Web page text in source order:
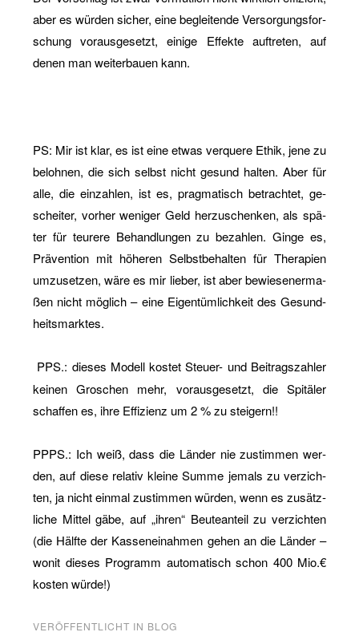
aber es wür­den si­cher, eine be­glei­ten­de Ver­sor­gungs­for­
schung vor­aus­ge­setzt, ei­ni­ge Ef­fek­te auf­tre­ten, auf
denen man wei­ter­bau­en kann.
PS: Mir ist klar, es ist eine etwas ver­que­re Ethik, jene zu
be­loh­nen, die sich selbst nicht ge­sund hal­ten. Aber für
alle, die ein­zah­len, ist es, prag­ma­tisch be­trach­tet, ge­
schei­ter, vor­her we­ni­ger Geld her­zu­schen­ken, als spä­
ter für teu­re­re Be­hand­lun­gen zu be­zah­len. Ginge es,
Prä­ven­ti­on mit hö­he­ren Selbst­be­hal­ten für The­ra­pi­en
um­zu­set­zen, wäre es mir lie­ber, ist aber be­wie­se­ner­ma­
ßen nicht mög­lich – eine Ei­gen­tüm­lich­keit des Ge­sund­
heits­mark­tes.
PPS.: die­ses Mo­dell kos­tet Steu­er- und Bei­trags­zah­ler
kei­nen Gro­schen mehr, vor­aus­ge­setzt, die Spi­tä­ler
schaf­fen es, ihre Ef­fi­zi­enz um 2 % zu stei­gern!!
PPPS.: Ich weiß, dass die Län­der nie zu­stim­men wer­
den, auf diese re­la­tiv klei­ne Summe je­mals zu ver­zich­
ten, ja nicht ein­mal zu­stim­men wür­den, wenn es zu­sätz­
li­che Mit­tel gäbe, auf „ihren“ Beu­te­an­teil zu ver­zich­ten
(die Hälf­te der Kas­sen­ei­nah­men gehen an die Län­der –
wonit die­ses Pro­gramm au­to­ma­tisch schon 400 Mio.€
kos­ten würde!)
VERÖFFENTLICHT IN BLOG